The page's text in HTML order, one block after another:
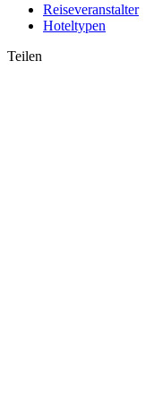
Reiseveranstalter
Hoteltypen
Teilen